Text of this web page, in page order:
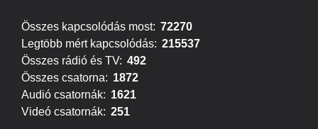
Összes kapcsolódás most: 72270
Legtöbb mért kapcsolódás: 215537
Összes rádió és TV: 492
Összes csatorna: 1872
Audió csatornák: 1621
Videó csatornák: 251